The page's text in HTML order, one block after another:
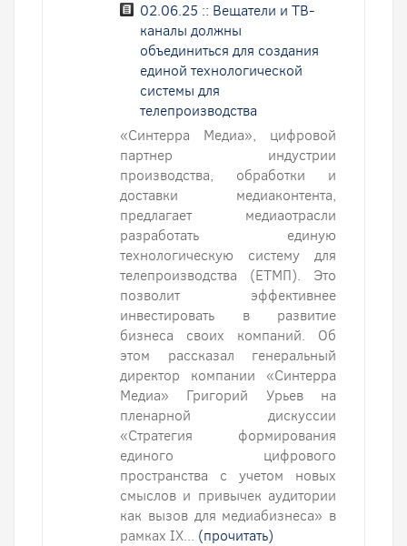
02.06.25 :: Вещатели и ТВ-
каналы должны
объединиться для создания
единой технологической
системы для
телепроизводства
«Синтерра Медиа», цифровой
партнер индустрии
производства, обработки и
доставки медиаконтента,
предлагает медиаотрасли
разработать единую
технологическую систему для
телепроизводства (ЕТМП). Это
позволит эффективнее
инвестировать в развитие
бизнеса своих компаний. Об
этом рассказал генеральный
директор компании «Синтерра
Медиа» Григорий Урьев на
пленарной дискуссии
«Стратегия формирования
единого цифрового
пространства с учетом новых
смыслов и привычек аудитории
как вызов для медиабизнеса» в
рамках IX... (прочитать)